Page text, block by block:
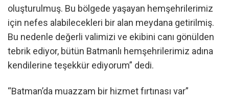
oluşturulmuş. Bu bölgede yaşayan hemşehrilerimiz
için nefes alabilecekleri bir alan meydana getirilmiş.
Bu nedenle değerli valimizi ve ekibini canı gönülden
tebrik ediyor, bütün Batmanlı hemşehrilerimiz adına
kendilerine teşekkür ediyorum” dedi.
“Batman’da muazzam bir hizmet fırtınası var”